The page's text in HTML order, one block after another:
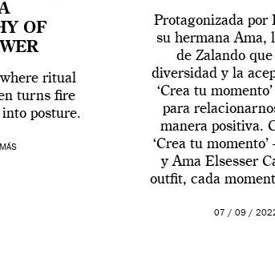
OF
ritual
turns fire
posture.
Protagonizada por
su hermana Ama,
de Zalando
diversidad y la
‘Crea tu
para
manera positiva.
‘Crea tu
y Ama Elsesser
outfit, cada
07 / 09 /